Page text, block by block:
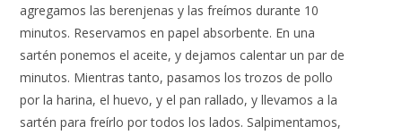
agregamos las berenjenas y las freímos durante 10
minutos. Reservamos en papel absorbente. En una
sartén ponemos el aceite, y dejamos calentar un par de
minutos. Mientras tanto, pasamos los trozos de pollo
por la harina, el huevo, y el pan rallado, y llevamos a la
sartén para freírlo por todos los lados. Salpimentamos,